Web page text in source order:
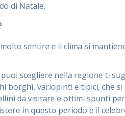
di Natale.
sentire e il clima si
scegliere nella regione ti
borghi, variopinti e tipici, che
da visitare e ottimi spunti
in questo periodo è il